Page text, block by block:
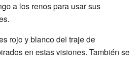
a los renos para usar sus
rojo y blanco del traje de
en estas visiones. También se